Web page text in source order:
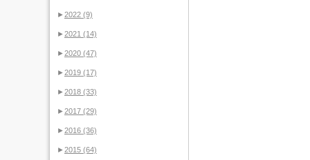
►2022 (9)
►2021 (14)
►2020 (47)
►2019 (17)
►2018 (33)
►2017 (29)
►2016 (36)
►2015 (64)